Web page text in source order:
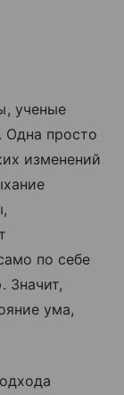
ученые
Одна просто
изменений
по себе
Значит,
ума,